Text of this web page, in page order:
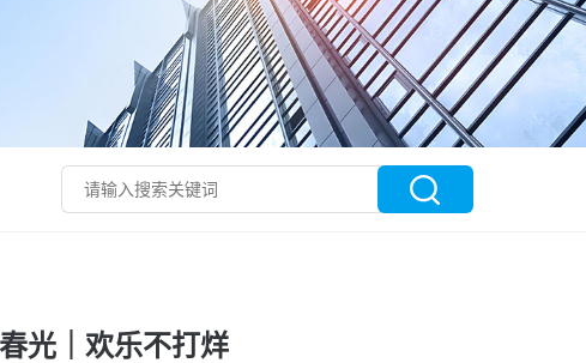
光｜欢乐不打烊